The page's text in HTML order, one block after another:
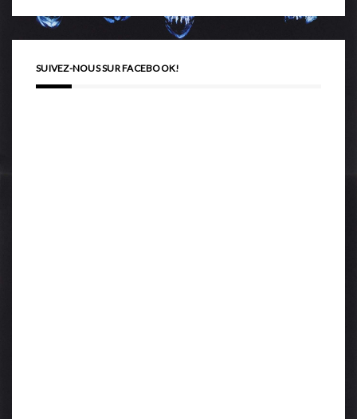
SUIVEZ-NOUS SUR FACEBOOK!